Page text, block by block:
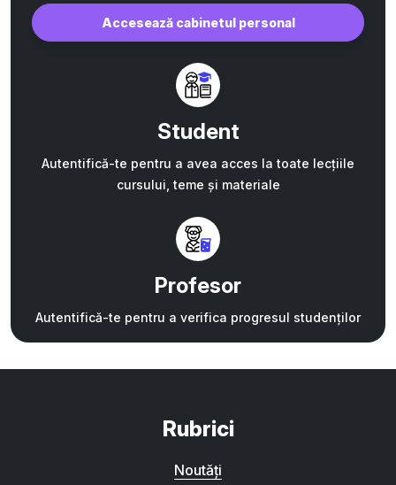
Accesează cabinetul personal
Student
Autentifică-te pentru a avea acces la toate lecțiile
cursului, teme și materiale
Profesor
Autentifică-te pentru a verifica progresul studenților
Rubrici
Noutăți